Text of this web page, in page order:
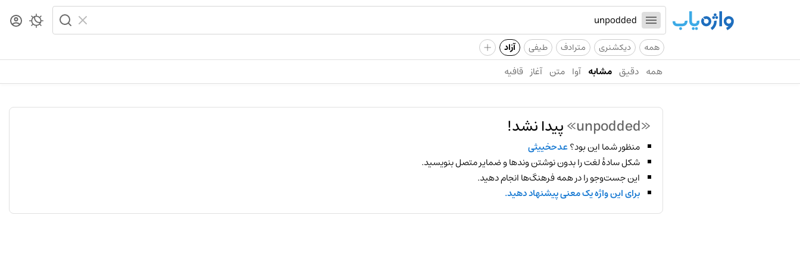
همه دیکشنری مترادف طیفی آزاد +
همه دقیق مشابه آوا متن آغاز قافیه
«unpodded» پیدا نشد!
منظور شما این بود؟عدحخییثی
شکل سادهٔ لغت را بدون نوشتن وندها و ضمایر متصل بنویسید.
این جست‌وجو را در همه فرهنگ‌ها انجام دهید.
برای این واژه یک معنی پیشنهاد دهید.